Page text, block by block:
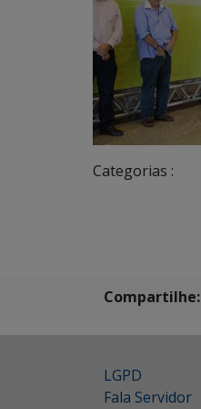
Categorias :
Compartilhe:
LGPD
Fala Servidor